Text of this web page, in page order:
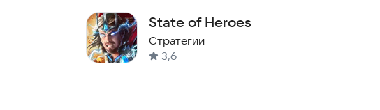
State of Heroes
Стратегии
3,6